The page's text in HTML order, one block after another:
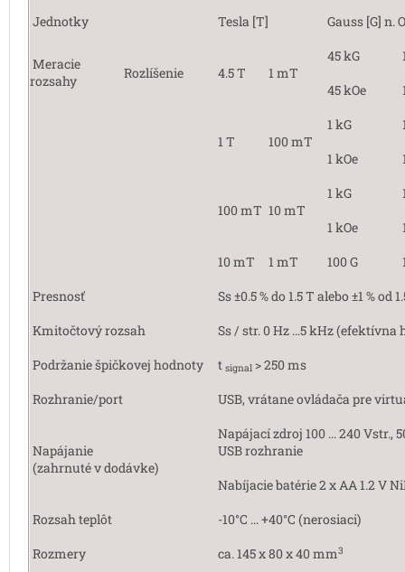
Jednotky Tesla [T] Gauss [G] n.
Meracie
rozsahy
Rozlíšenie 4.5 T 1 mT
45 kG
45 kOe
1 T 100 mT
1 kG
1 kOe
100 mT 10 mT
1 kG
1 kOe
10 mT
1 mT 100 G
Presnosť
Ss ±0.5 % do 1.5 T alebo ±1 % od
Kmitočtový rozsah
Ss / str. 0 Hz …5 kHz (efektívna
Podržanie špičkovej hodnoty
t signal > 250 ms
Rozhranie/port
USB, vrátane ovládača pre
Napájanie
(zahrnuté v dodávke)
Napájací zdroj 100 ... 240 Vstr.,
USB rozhranie
Nabíjacie batérie 2 x AA 1.2 V
Rozsah teplôt
-10°C ... +40°C (nerosiaci)
Rozmery
ca. 145 x 80 x 40 mm3